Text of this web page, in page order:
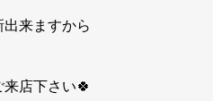
来ますから
店下さい🍀